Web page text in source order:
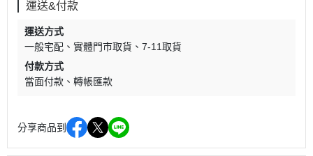
運送&付款
運送方式
一般宅配
實體門市取貨
7-11取貨
付款方式
當面付款
轉帳匯款
分享商品到